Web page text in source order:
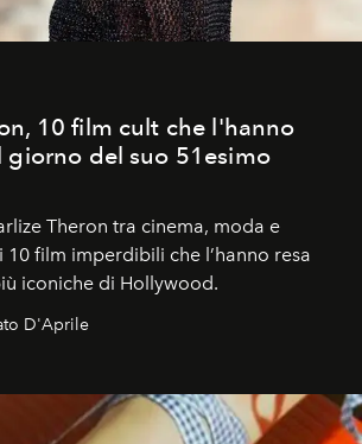
10 film cult che l'hanno
giorno del suo 51esimo
Theron tra cinema, moda e
film imperdibili che l’hanno resa
iconiche di Hollywood.
D'Aprile